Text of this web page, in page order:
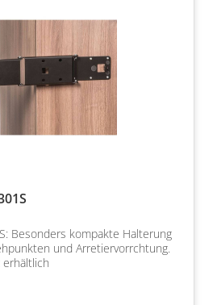
und Arretiervorrchtung.
erhältlich